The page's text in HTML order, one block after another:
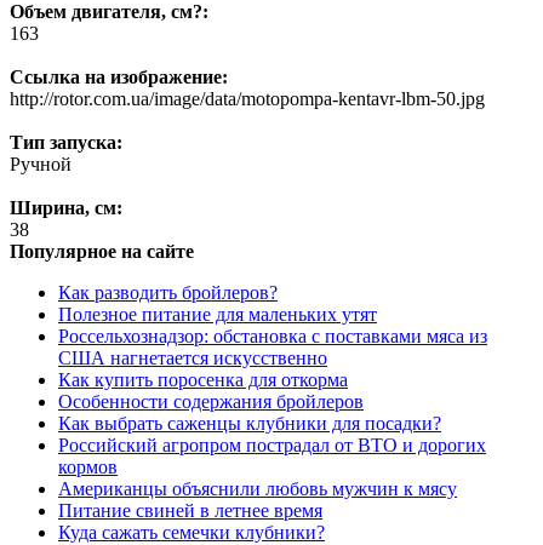
Объем двигателя, см?:
163
Ссылка на изображение:
http://rotor.com.ua/image/data/motopompa-kentavr-lbm-50.jpg
Тип запуска:
Ручной
Ширина, см:
38
Популярное на сайте
Как разводить бройлеров?
Полезное питание для маленьких утят
Россельхознадзор: обстановка с поставками мяса из
США нагнетается искусственно
Как купить поросенка для откорма
Особенности содержания бройлеров
Как выбрать саженцы клубники для посадки?
Российский агропром пострадал от ВТО и дорогих
кормов
Американцы объяснили любовь мужчин к мясу
Питание свиней в летнее время
Куда сажать семечки клубники?